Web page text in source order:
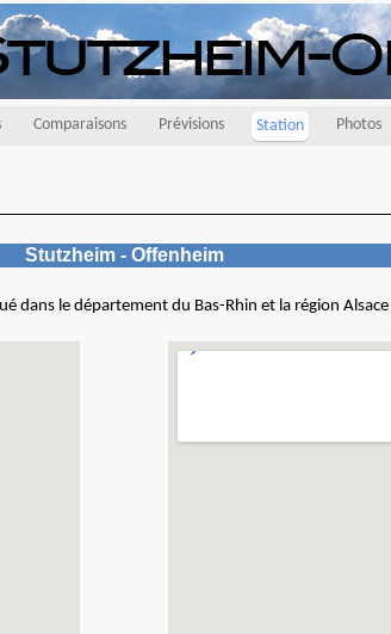
Comparaisons Prévisions Station Photos
Stutzheim - Offenheim
dans le département du Bas-Rhin et la région